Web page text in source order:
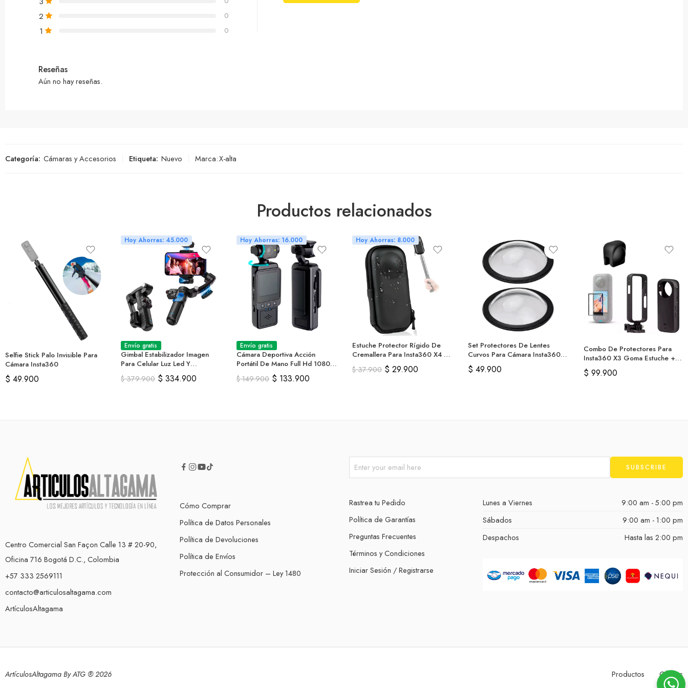
2 0
1 0
Reseñas
Aún no hay reseñas.
Categoría: Cámaras y Accesorios Etiqueta: Nuevo Marca:X-alta
Productos relacionados
Selfie Stick Palo Invisible Para
Cámara Insta360
$ 49.900
Hoy Ahorras: 45.000
Envío gratis
Gimbal Estabilizador Imagen
Para Celular Luz Led Y
Micrófono
$379.900 $ 334.900
Hoy Ahorras: 16.000
Envío gratis
Cámara Deportiva Acción
Portátil De Mano Full Hd 1080p
– D01
$149.900 $ 133.900
Hoy Ahorras: 8.000
Estuche Protector Rígido De
Cremallera Para Insta360 X4 /
X5
$37.900 $ 29.900
Set Protectores De Lentes
Curvos Para Cámara Insta360
X3
$ 49.900
Combo De Protectores Para
Insta360 X3 Goma Estuche +
Vidrio
$ 99.900
Centro Comercial San Façon Calle 13 # 20-90,
Oficina 716 Bogotá D.C., Colombia
+57 333 2569111
contacto@articulosaltagama.com
ArtículosAltagama
Cómo Comprar
Política de Datos Personales
Política de Devoluciones
Política de Envíos
Protección al Consumidor – Ley 1480
Rastrea tu Pedido
Política de Garantías
Preguntas Frecuentes
Términos y Condiciones
Iniciar Sesión / Registrarse
Lunes a Viernes
9:00 am - 5:00 pm
Sábados
9:00 am - 1:00 pm
Despachos
Hasta las 2:00 pm
ArtículosAltagama By ATG ® 2026 Productos Ofertas